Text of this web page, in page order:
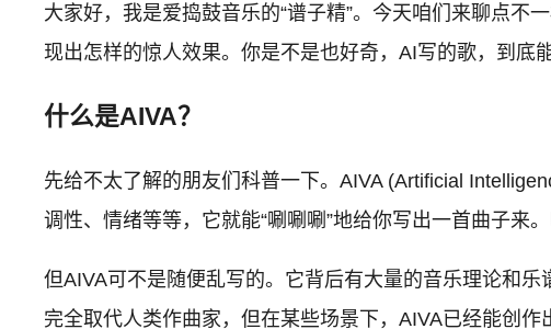
大家好，我是爱捣鼓音乐的“谱子精”。今天咱们来聊点
现出怎样的惊人效果。你是不是也好奇，AI写的歌，到底
什么是AIVA？
先给不太了解的朋友们科普一下。AIVA (Artificial
调性、情绪等等，它就能“唰唰唰”地给你写出一首曲子来
但AIVA可不是随便乱写的。它背后有大量的音乐理论和
完全取代人类作曲家，但在某些场景下，AIVA已经能创作